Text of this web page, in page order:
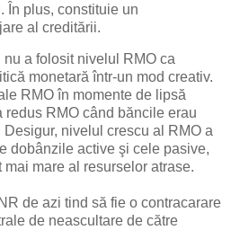
În plus, constituie un
al creditării.
a folosit nivelul RMO ca
monetară într-un mod creativ.
RMO în momente de lipsă
RMO când băncile erau
nivelul crescu al RMO a
dobânzile active şi cele pasive,
mare al resurselor atrase.
de azi tind să fie o contracarare
de neascultare de către